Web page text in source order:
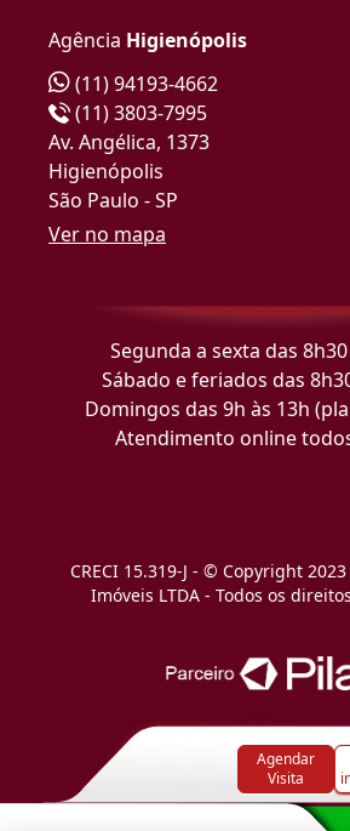
Agendar
Visita
Agência Higienópolis
(11) 94193-4662
(11) 3803-7995
Av. Angélica, 1373
Higienópolis
São Paulo - SP
Ver no mapa
Segunda a sexta das
Sábado e feriados das
Domingos das 9h às 13h
Atendimento online
CRECI 15.319-J - © Copyright
Imóveis LTDA - Todos os